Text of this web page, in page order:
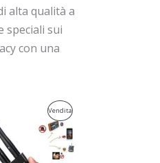
alta qualità a
speciali sui
con una
VenditaProdotto
In
Vendita
attuale
è:
$199.99.